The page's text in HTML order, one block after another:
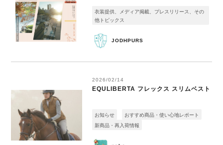
JODHPURS
衣装提供、メディア掲載、プレスリリース、その
他トピックス
2026/02/14
EQULIBERTA フレックス スリムベスト
お知らせ
おすすめ商品・使い心地レポート
新商品・再入荷情報